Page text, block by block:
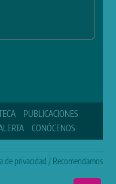
PUBLICACIONES
CONÓCENOS
de privacidad / Recomendamos